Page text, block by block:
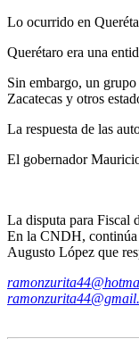
Lo ocurrido en
Querétaro era una
Sin embargo, un
Zacatecas y otros
La respuesta de las
El gobernador
La disputa para Fiscal
En la CNDH, continúa
Augusto López que